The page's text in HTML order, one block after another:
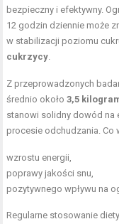
bezpieczny i efektywny.
12 godzin dziennie może
w stabilizacji poziomu
cukrzycy.
Z przeprowadzonych
średnio około3,5
stanowi solidny dowód na
procesie odchudzania. Co
wzrostu energii,
poprawy jakości snu,
pozytywnego wpływu na
Regularne stosowanie